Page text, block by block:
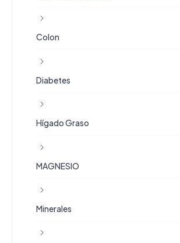
Colon
Diabetes
Hígado Graso
MAGNESIO
Minerales